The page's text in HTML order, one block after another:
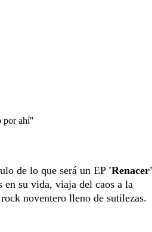
por ahí"
de lo que será un EP 'Renacer'
en su vida, viaja del caos a la
noventero lleno de sutilezas.